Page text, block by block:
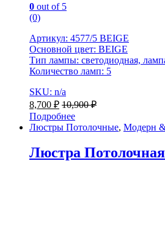
0 out of 5
(0)
Артикул: 4577/5 BEIGE
Основной цвет: BEIGE
Тип лампы: светодиодная,
Количество ламп: 5
SKU: n/a
8,700 ₽ 10,900₽
Подробнее
Люстры Потолочные, Модерн
Люстра